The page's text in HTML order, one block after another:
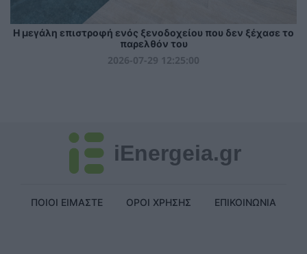
Η μεγάλη επιστροφή ενός ξενοδοχείου που δεν ξέχασε το
παρελθόν του
2026-07-29 12:25:00
iEnergeia.gr
ΠΟΙΟΙ ΕΙΜΑΣΤΕ ΟΡΟΙ ΧΡΗΣΗΣ ΕΠΙΚΟΙΝΩΝΙΑ